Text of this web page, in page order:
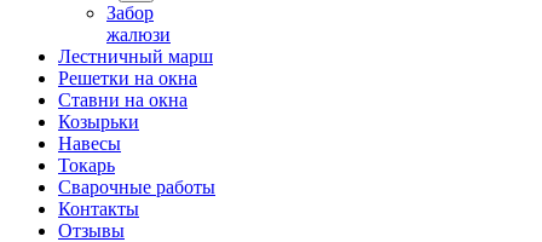
Забор
жалюзи
Лестничный марш
Решетки на окна
Ставни на окна
Козырьки
Навесы
Токарь
Сварочные работы
Контакты
Отзывы